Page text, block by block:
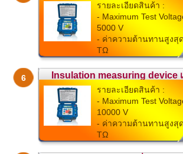
รายละเอียดสินค้า :
- Maximum Test
5000 V
- ค่าความต้านทานสูงสุ
TΩ
- ห...
6
Insulation measuring device
รายละเอียดสินค้า :
- Maximum Test
10000 V
- ค่าความต้านทานสูงสุ
TΩ
- ...